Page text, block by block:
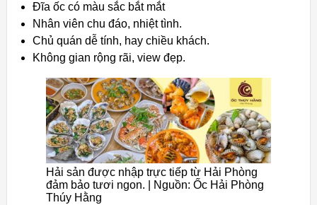
Đĩa ốc có màu sắc bắt mắt
Nhân viên chu đáo, nhiệt tình.
Chủ quán dễ tính, hay chiều khách.
Không gian rộng rãi, view đẹp.
Hải sản được nhập trực tiếp từ Hải Phòng
đảm bảo tươi ngon. | Nguồn: Ốc Hải Phòng
Thúy Hằng